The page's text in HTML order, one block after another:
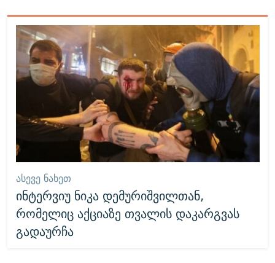
ᲐᲡᲔᲕᲔ ᲜᲐᲮᲔᲗ
ინტერვიუ ნიკა დემურიშვილთან,
რომელიც აქციაზე თვალის დაკარგვას
გადაურჩა